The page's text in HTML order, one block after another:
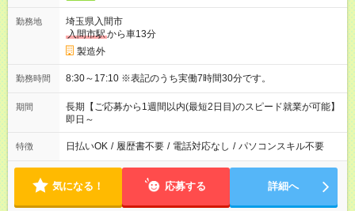
勤務地
埼玉県入間市
入間市駅から車13分
製造外
勤務時間 8:30～17:10 ※表記のうち実働7時間30分です。
期間
長期【ご応募から1週間以内(最短2日目)のスピード就業が可能】
即日～
特徴 日払いOK / 履歴書不要 / 電話対応なし / パソコンスキル不要
気になる！ 応募する 詳細へ